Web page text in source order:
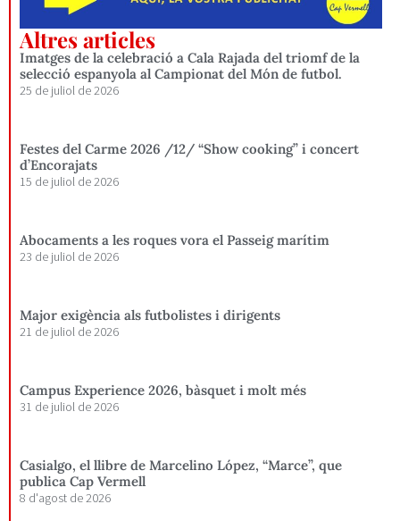
Altres articles
Imatges de la celebració a Cala Rajada del triomf de la
selecció espanyola al Campionat del Món de futbol.
25 de juliol de 2026
Festes del Carme 2026 /12/ “Show cooking” i concert
d’Encorajats
15 de juliol de 2026
Abocaments a les roques vora el Passeig marítim
23 de juliol de 2026
Major exigència als futbolistes i dirigents
21 de juliol de 2026
Campus Experience 2026, bàsquet i molt més
31 de juliol de 2026
Casialgo, el llibre de Marcelino López, “Marce”, que
publica Cap Vermell
8 d'agost de 2026